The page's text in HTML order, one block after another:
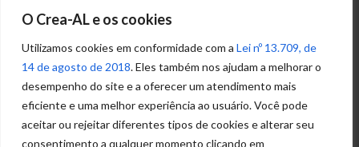
O Crea-AL e os cookies
Utilizamos cookies em conformidade com a Lei nº 13.709, de
14 de agosto de 2018. Eles também nos ajudam a melhorar o
desempenho do site e a oferecer um atendimento mais
eficiente e uma melhor experiência ao usuário. Você pode
aceitar ou rejeitar diferentes tipos de cookies e alterar seu
consentimento a qualquer momento clicando em
Dados
Ouvidoria
(82) 2123 0864
ouvidoria@crea-al.org.br